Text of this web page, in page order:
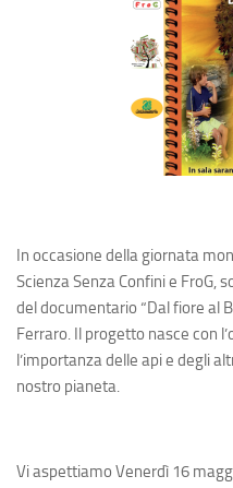
Divulgazione
Pubblicazioni
Galleria
Foto
Video
Audio
Diventa socio
In occasione della giornata
Scienza Senza Confini e FroG,
del documentario “Dal fiore al
Ferraro. Il progetto nasce con
l’importanza delle api e degli
nostro pianeta.
Vi aspettiamo Venerdì 16